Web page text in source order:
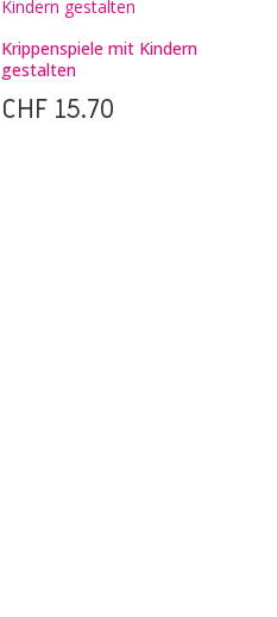
Krippenspiele mit Kindern
gestalten
CHF 15.70